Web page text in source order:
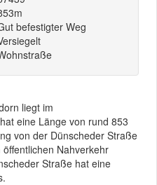
befestigter Weg
liegt im
eine Länge von rund 853
von der Dünscheder Straße
Nahverkehr
Straße hat eine